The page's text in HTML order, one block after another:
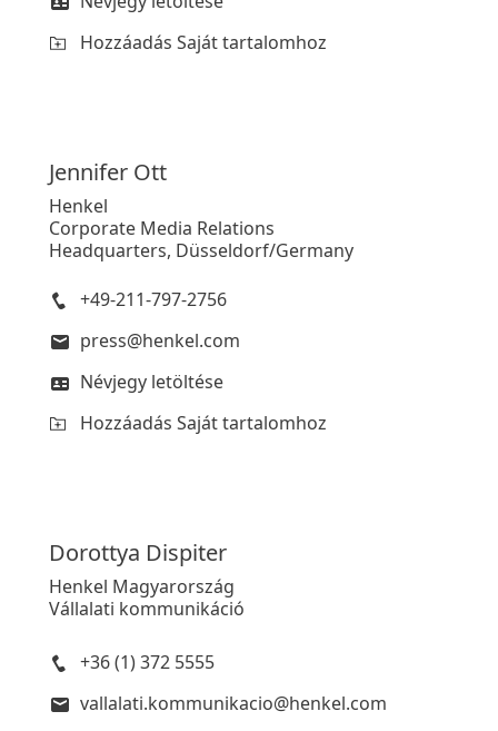
Hozzáadás Saját tartalomhoz
Jennifer Ott
Henkel
Corporate Media Relations
Headquarters, Düsseldorf/Germany
+49-211-797-2756
press@henkel.com
Névjegy letöltése
Hozzáadás Saját tartalomhoz
Dorottya Dispiter
Henkel Magyarország
Vállalati kommunikáció
+36 (1) 372 5555
vallalati.kommunikacio@henkel.com